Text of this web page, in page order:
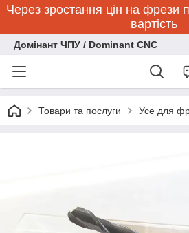
Через зростання цін на фрези
вартість
Домінант ЧПУ / Dominant CNC
Товари та послуги Усе для